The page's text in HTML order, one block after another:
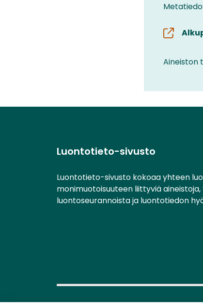
Aineiston
Luontotieto-sivusto
Luontotieto-sivusto kokoaa yhteen
monimuotoisuuteen liittyviä
luontoseurannoista ja luontotiedon